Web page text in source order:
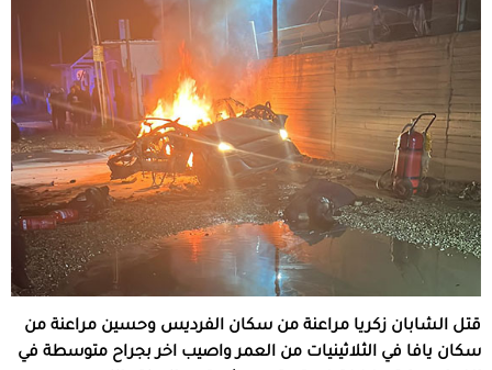
قتل الشابان زكريا مراعنة من سكان الفرديس وحسين مراعنة من
سكان يافا في الثلاثينيات من العمر واصيب اخر بجراح متوسطة في